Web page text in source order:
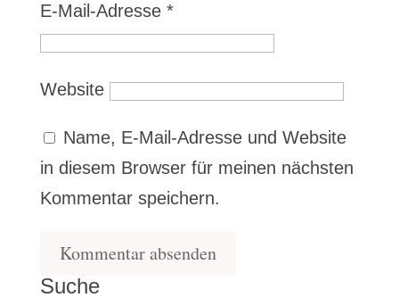
E-Mail-Adresse *
Website
Name, E-Mail-Adresse und Website
in diesem Browser für meinen nächsten
Kommentar speichern.
Suche